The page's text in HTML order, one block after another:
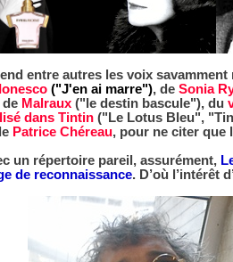
entre autres les voix savamment
("J'en ai marre"), de Sonia
Malraux("le destin bascule"), du
dans Tintin ("Le Lotus Bleu",
Patrice Chéreau, pour ne citer que
un répertoire pareil, assurément,
de reconnaissance. D’où l’intérêt